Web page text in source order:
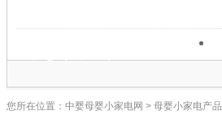
母婴小家电产品
您所在位置： 中婴母婴小家电网 > 母婴小家电产品